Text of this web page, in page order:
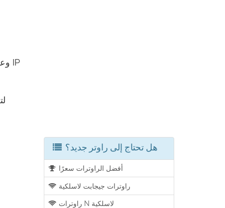
هل تحتاج إلى راوتر جديد؟
أفضل الراوترات سعرًا
راوترات جيجابت لاسلكية
راوترات N لاسلكية